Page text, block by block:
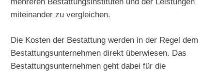
miteinander zu vergleichen.
Die Kosten der Bestattung werden in der Regel dem
Bestattungsunternehmen direkt überwiesen. Das
Bestattungsunternehmen geht dabei für die